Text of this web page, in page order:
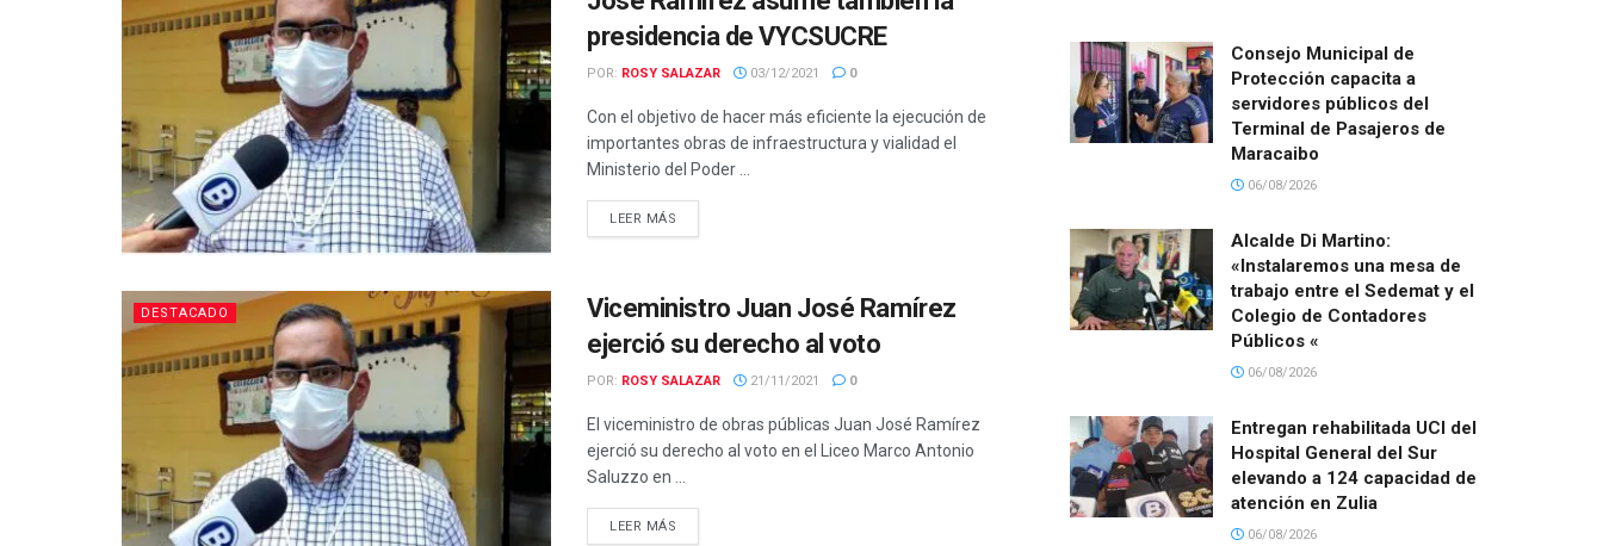
presidencia de VYCSUCRE
POR: ROSY SALAZAR 03/12/2021 0
Con el objetivo de hacer más eficiente la ejecución de
importantes obras de infraestructura y vialidad el
Ministerio del Poder ...
LEER MÁS
DESTACADO
Viceministro Juan José Ramírez
ejerció su derecho al voto
POR: ROSY SALAZAR 21/11/2021 0
El viceministro de obras públicas Juan José Ramírez
ejerció su derecho al voto en el Liceo Marco Antonio
Saluzzo en ...
LEER MÁS
Consejo Municipal de
Protección capacita a
servidores públicos del
Terminal de Pasajeros de
Maracaibo
06/08/2026
Alcalde Di Martino:
«Instalaremos una mesa de
trabajo entre el Sedemat y el
Colegio de Contadores
Públicos «
06/08/2026
Entregan rehabilitada UCI del
Hospital General del Sur
elevando a 124 capacidad de
atención en Zulia
06/08/2026